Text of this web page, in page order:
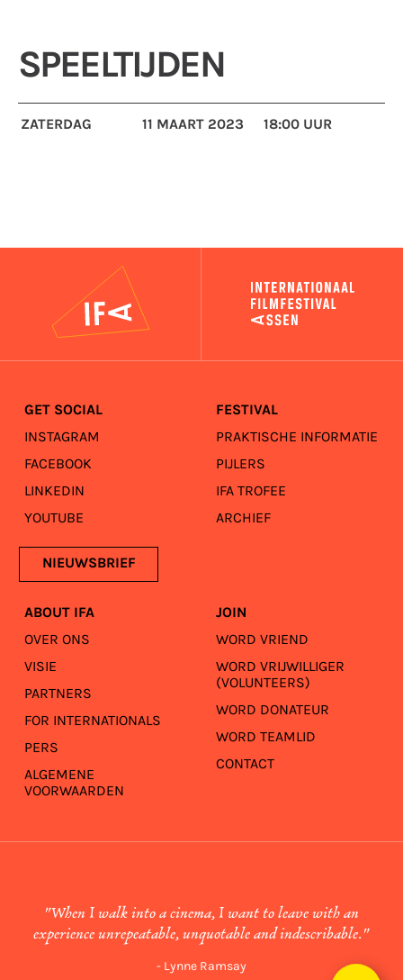
SPEELTIJDEN
ZATERDAG 11 MAART 2023 18:00 UUR
GET SOCIAL
INSTAGRAM
FACEBOOK
LINKEDIN
YOUTUBE
NIEUWSBRIEF
FESTIVAL
PRAKTISCHE INFORMATIE
PIJLERS
IFA TROFEE
ARCHIEF
ABOUT IFA
OVER ONS
VISIE
PARTNERS
FOR INTERNATIONALS
PERS
ALGEMENE
VOORWAARDEN
JOIN
WORD VRIEND
WORD VRIJWILLIGER
(VOLUNTEERS)
WORD DONATEUR
WORD TEAMLID
CONTACT
"When I walk into a cinema, I want to leave with an
experience unrepeatable, unquotable and indescribable."
- Lynne Ramsay